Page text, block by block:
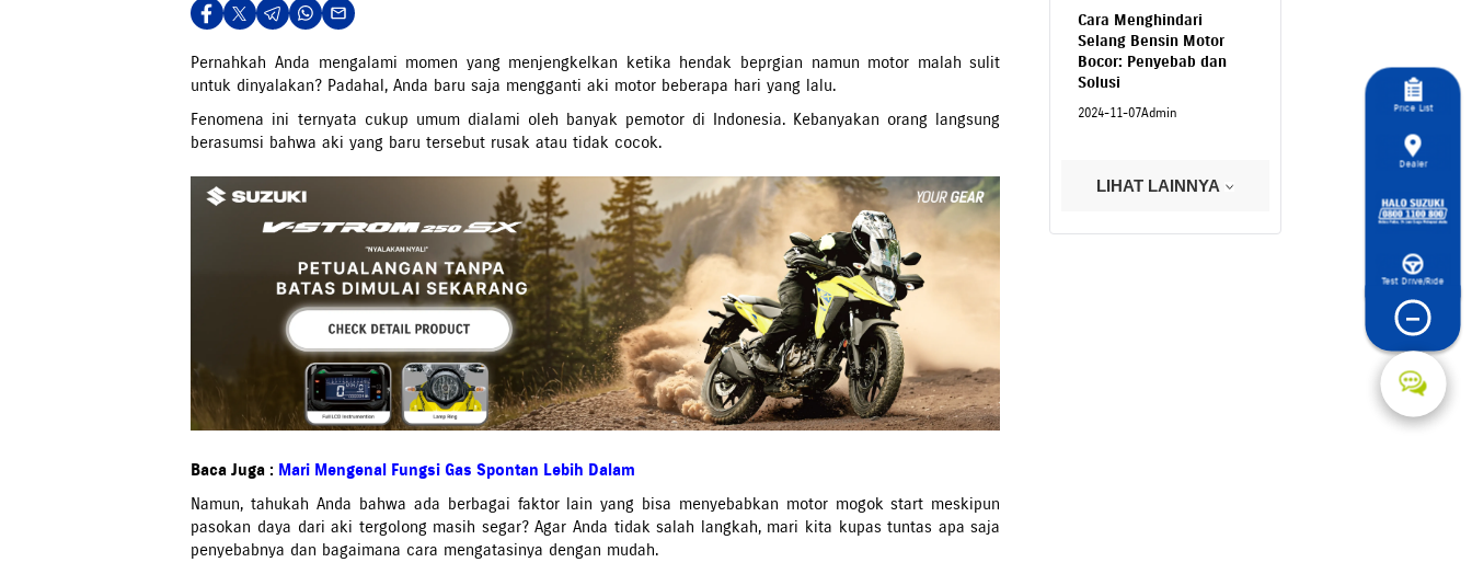
Pernahkah Anda mengalami momen yang menjengkelkan ketika hendak beprgian namun motor malah sulit
untuk dinyalakan? Padahal, Anda baru saja mengganti aki motor beberapa hari yang lalu.
Fenomena ini ternyata cukup umum dialami oleh banyak pemotor di Indonesia. Kebanyakan orang langsung
berasumsi bahwa aki yang baru tersebut rusak atau tidak cocok.
Baca Juga : Mari Mengenal Fungsi Gas Spontan Lebih Dalam
Namun, tahukah Anda bahwa ada berbagai faktor lain yang bisa menyebabkan motor mogok start meskipun
pasokan daya dari aki tergolong masih segar? Agar Anda tidak salah langkah, mari kita kupas tuntas apa saja
penyebabnya dan bagaimana cara mengatasinya dengan mudah.
Cara Menghindari
Selang Bensin Motor
Bocor: Penyebab dan
Solusi
2024-11-07Admin
LIHAT LAINNYA
Price List
Dealer
Test Drive/Ride
−